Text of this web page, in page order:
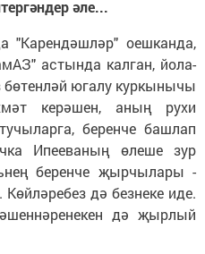
әле...
"Карендәшләр" оешканда,
астында калган, йола-
бөтенләй югалу куркынычы
керәшен, аның рухи
беренче башлап
Ипееваның өлеше зур
беренче җырчылары -
дә безнеке иде.
дә җырлый